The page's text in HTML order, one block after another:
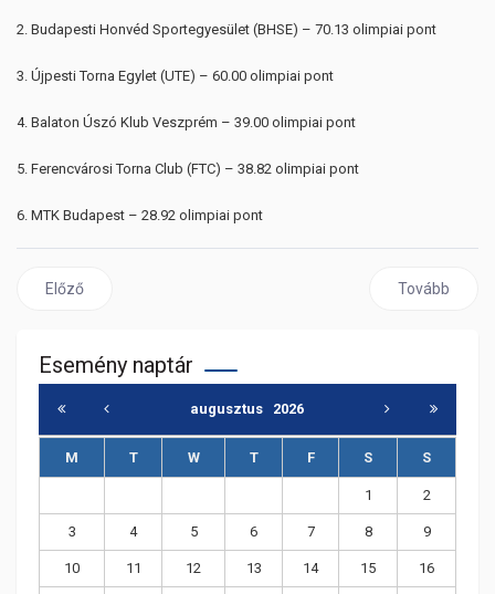
2. Budapesti Honvéd Sportegyesület (BHSE) – 70.13 olimpiai pont
3. Újpesti Torna Egylet (UTE) – 60.00 olimpiai pont
4. Balaton Úszó Klub Veszprém – 39.00 olimpiai pont
5. Ferencvárosi Torna Club (FTC) – 38.82 olimpiai pont
6. MTK Budapest – 28.92 olimpiai pont
Előző cikk: Kós és Andrásfi is az Év Sportolója lett!
Előző Következő
Tovább
Esemény naptár
augusztus 2026
M T W T F S S
1 2
3 4 5 6 7 8 9
10 11 12 13 14 15 16